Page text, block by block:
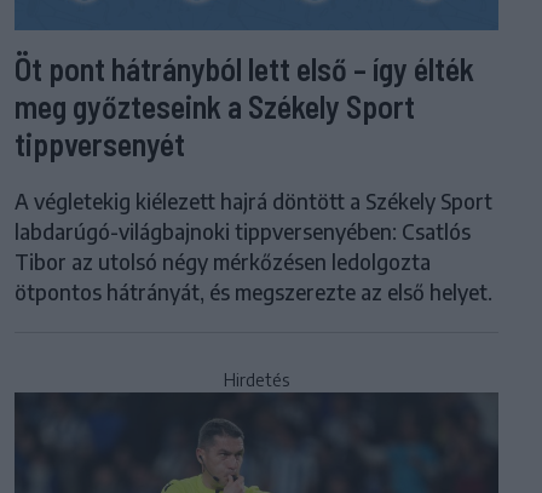
Öt pont hátrányból lett első – így élték
meg győzteseink a Székely Sport
tippversenyét
A végletekig kiélezett hajrá döntött a Székely Sport
labdarúgó-világbajnoki tippversenyében: Csatlós
Tibor az utolsó négy mérkőzésen ledolgozta
ötpontos hátrányát, és megszerezte az első helyet.
Hirdetés